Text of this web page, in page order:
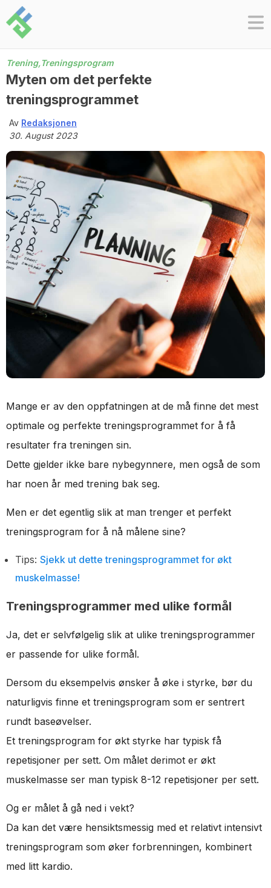
Skip
to
content
Trening,Treningsprogram
Myten om det perfekte
treningsprogrammet
Av Redaksjonen
30. August 2023
Mange er av den oppfatningen at de må finne det mest
optimale og perfekte treningsprogrammet for å få
resultater fra treningen sin.
Dette gjelder ikke bare nybegynnere, men også de som
har noen år med trening bak seg.
Men er det egentlig slik at man trenger et perfekt
treningsprogram for å nå målene sine?
Tips: Sjekk ut dette treningsprogrammet for økt
muskelmasse!
Treningsprogrammer med ulike formål
Ja, det er selvfølgelig slik at ulike treningsprogrammer
er passende for ulike formål.
Dersom du eksempelvis ønsker å øke i styrke, bør du
naturligvis finne et treningsprogram som er sentrert
rundt baseøvelser.
Et treningsprogram for økt styrke har typisk få
repetisjoner per sett. Om målet derimot er økt
muskelmasse ser man typisk 8-12 repetisjoner per sett.
Og er målet å gå ned i vekt?
Da kan det være hensiktsmessig med et relativt intensivt
treningsprogram som øker forbrenningen, kombinert
med litt kardio.